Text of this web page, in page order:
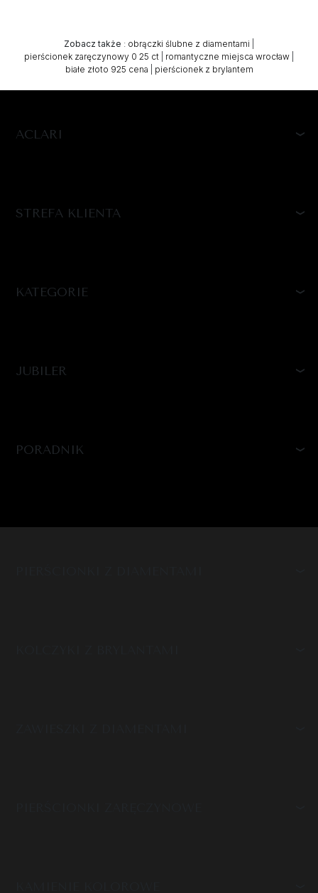
Zobacz także : obrączki ślubne z diamentami
pierścionek zaręczynowy 0 25 ct
romantyczne miejsca wrocław
białe złoto 925 cena
pierścionek z brylantem
ACLARI
STREFA KLIENTA
KATEGORIE
JUBILER
PORADNIK